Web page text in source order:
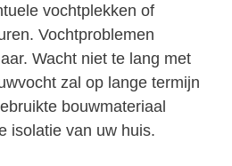
vochtplekken of
Vochtproblemen
Wacht niet te lang met
zal op lange termijn
bouwmateriaal
isolatie van uw huis.